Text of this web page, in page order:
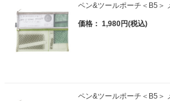
ペン&ツールポーチ＜B5＞
価格： 1,980円(税込)
ペン&ツールポーチ＜B5＞